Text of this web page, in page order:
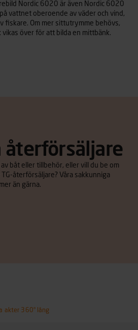
Nordic 6020 är även Nordic 6020
vattnet oberoende av väder och vind,
fiskare. Om mer sittutrymme behövs,
vikas över för att bilda en mittbänk.
återförsäljare
båt eller tillbehör, eller vill du be om
återförsäljare? Våra sakkunniga
än gärna.
akter 360° lång